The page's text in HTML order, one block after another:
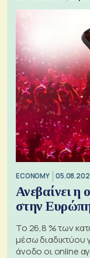
ECONOMY
Ανεβαίνει η
στην
Το 26,8 % των
μέσω διαδικτύου
άνοδο οι online